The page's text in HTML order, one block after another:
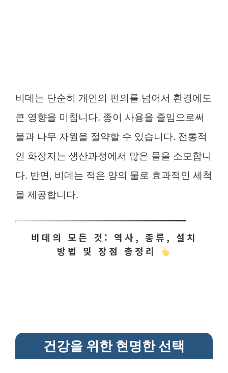
비데는 단순히 개인의 편의를 넘어서 환경에도
큰 영향을 미칩니다. 종이 사용을 줄임으로써
물과 나무 자원을 절약할 수 있습니다. 전통적
인 화장지는 생산과정에서 많은 물을 소모합니
다. 반면, 비데는 적은 양의 물로 효과적인 세척
을 제공합니다.
비데의 모든 것: 역사, 종류, 설치
방법 및 장점 총정리
건강을 위한 현명한 선택